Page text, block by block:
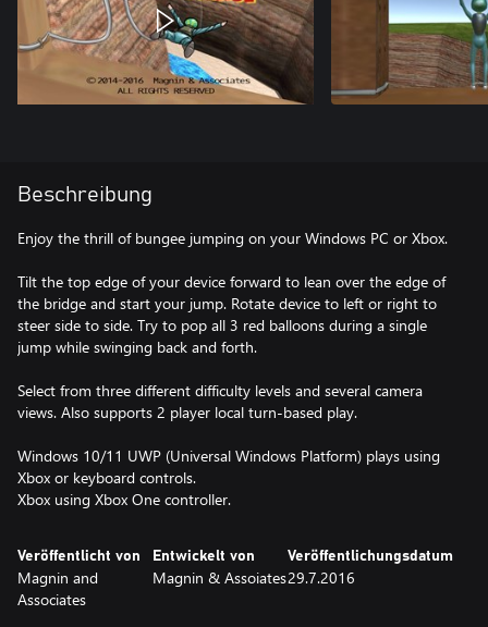
Beschreibung
Enjoy the thrill of bungee jumping on your Windows PC or Xbox.
Tilt the top edge of your device forward to lean over the edge of
the bridge and start your jump. Rotate device to left or right to
steer side to side. Try to pop all 3 red balloons during a single
jump while swinging back and forth.
Select from three different difficulty levels and several camera
views. Also supports 2 player local turn-based play.
Windows 10/11 UWP (Universal Windows Platform) plays using
Xbox or keyboard controls.
Veröffentlicht von
Magnin and
Associates
Entwickelt von
Magnin & Assoiates
Veröffentlichungsdatum
29.7.2016